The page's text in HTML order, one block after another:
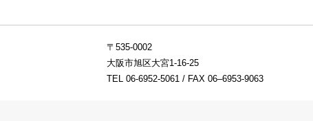
〒535-0002
大阪市旭区大宮1-16-25
TEL 06-6952-5061 / FAX 06–6953-9063